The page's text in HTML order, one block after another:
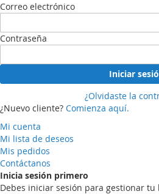
Correo electrónico
Contraseña
Iniciar
¿Olvidaste la
¿Nuevo cliente? Comienza aquí.
Mi cuenta
Mi lista de deseos
Mis pedidos
Contáctanos
Inicia sesión primero
Debes iniciar sesión para gestionar tu